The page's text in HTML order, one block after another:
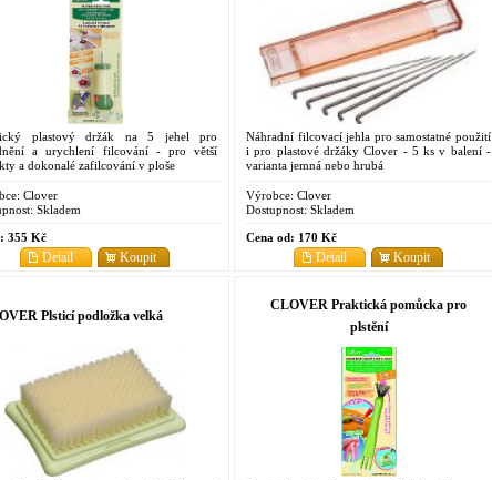
plastový držák na 5 jehel pro
a urychlení filcování - pro větší
a dokonalé zafilcování v ploše
Clover
Skladem
355 Kč
Koupit
Detail
Náhradní filcovací jehla pro samostatné použití
i pro plastové držáky Clover - 5 ks v balení -
varianta jemná nebo hrubá
Výrobce: Clover
Dostupnost: Skladem
Cena od: 170 Kč
Koupit
Detail
Plsticí podložka velká
CLOVER Praktická pomůcka pro
plstění